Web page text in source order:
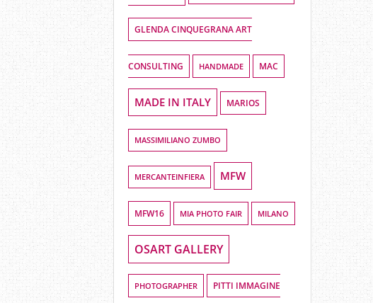
GLENDA CINQUEGRANA ART
CONSULTING HANDMADE MAC
MADE IN ITALY MARIOS
MASSIMILIANO ZUMBO
MERCANTEINFIERA MFW
MFW16 MIA PHOTO FAIR MILANO
OSART GALLERY
PHOTOGRAPHER PITTI IMMAGINE